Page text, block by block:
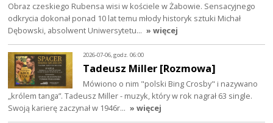
Obraz czeskiego Rubensa wisi w kościele w Żabowie. Sensacyjnego
odkrycia dokonał ponad 10 lat temu młody historyk sztuki Michał
Dębowski, absolwent Uniwersytetu… » więcej
2026-07-06, godz. 06:00
Tadeusz Miller [Rozmowa]
Mówiono o nim "polski Bing Crosby" i nazywano
„królem tanga”. Tadeusz Miller - muzyk, który w rok nagrał 63 single.
Swoją karierę zaczynał w 1946r… » więcej